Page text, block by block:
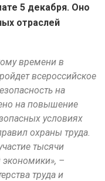
5 декабря. Оно
отраслей
времени в
всероссийское
на
на повышение
условиях
охраны труда.
тысячи
экономики», –
труда и